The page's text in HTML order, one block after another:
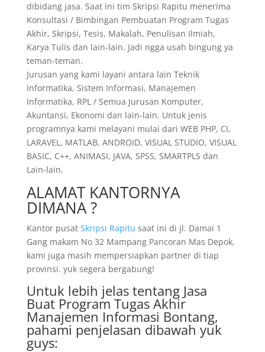
dibidang jasa. Saat ini tim Skripsi Rapitu menerima
Konsultasi / Bimbingan Pembuatan Program Tugas
Akhir, Skripsi, Tesis, Makalah, Penulisan Ilmiah,
Karya Tulis dan lain-lain. Jadi ngga usah bingung ya
teman-teman.
Jurusan yang kami layani antara lain Teknik
Informatika, Sistem Informasi, Manajemen
Informatika, RPL / Semua Jurusan Komputer,
Akuntansi, Ekonomi dan lain-lain. Untuk jenis
programnya kami melayani mulai dari WEB PHP, CI,
LARAVEL, MATLAB, ANDROID, VISUAL STUDIO, VISUAL
BASIC, C++, ANIMASI, JAVA, SPSS, SMARTPLS dan
Lain-lain.
ALAMAT KANTORNYA
DIMANA ?
Kantor pusat Skripsi Rapitu saat ini di jl. Damai 1
Gang makam No 32 Mampang Pancoran Mas Depok,
kami juga masih mempersiapkan partner di tiap
provinsi. yuk segera bergabung!
Untuk lebih jelas tentang Jasa
Buat Program Tugas Akhir
Manajemen Informasi Bontang,
pahami penjelasan dibawah yuk
guys: